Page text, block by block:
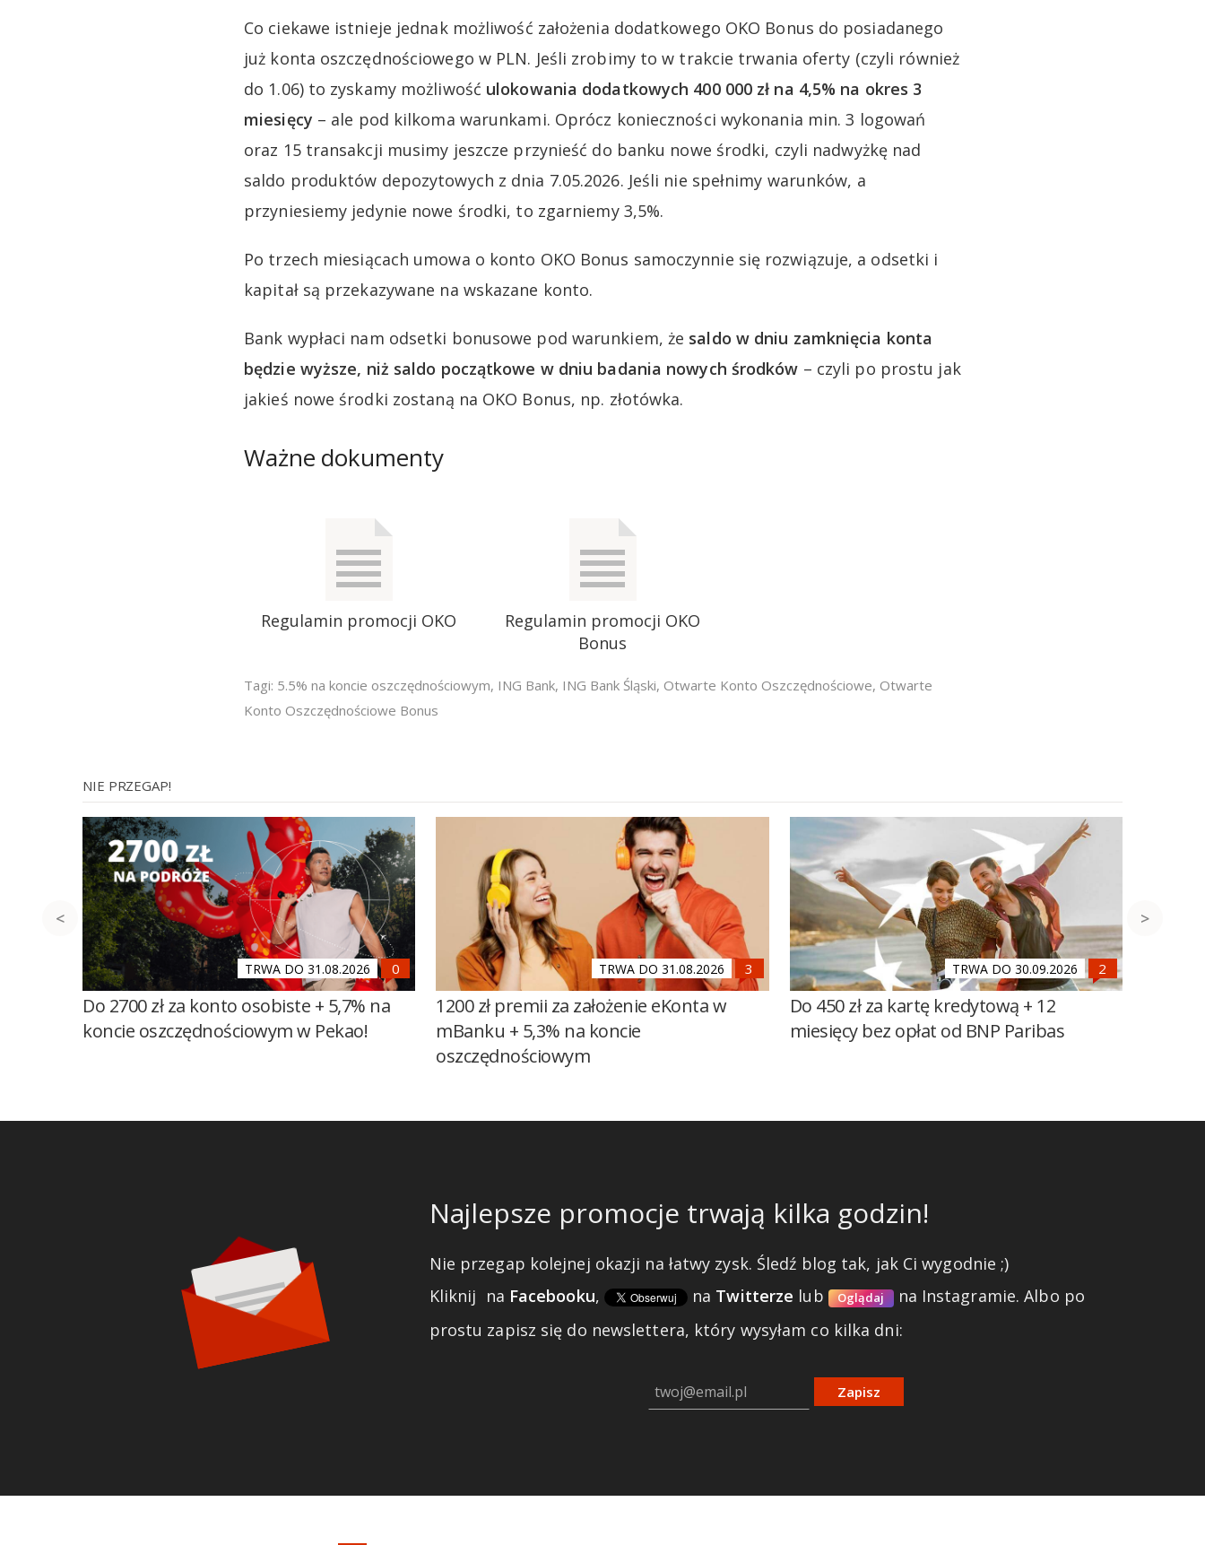
Co ciekawe istnieje jednak możliwość założenia dodatkowego OKO Bonus do posiadanego
już konta oszczędnościowego w PLN. Jeśli zrobimy to w trakcie trwania oferty (czyli również
do 1.06) to zyskamy możliwość ulokowania dodatkowych 400 000 zł na 4,5% na okres 3
miesięcy – ale pod kilkoma warunkami. Oprócz konieczności wykonania min. 3 logowań
oraz 15 transakcji musimy jeszcze przynieść do banku nowe środki, czyli nadwyżkę nad
saldo produktów depozytowych z dnia 7.05.2026. Jeśli nie spełnimy warunków, a
przyniesiemy jedynie nowe środki, to zgarniemy 3,5%.
Po trzech miesiącach umowa o konto OKO Bonus samoczynnie się rozwiązuje, a odsetki i
kapitał są przekazywane na wskazane konto.
Bank wypłaci nam odsetki bonusowe pod warunkiem, że saldo w dniu zamknięcia konta
będzie wyższe, niż saldo początkowe w dniu badania nowych środków – czyli po prostu jak
jakieś nowe środki zostaną na OKO Bonus, np. złotówka.
Ważne dokumenty
Regulamin promocji OKO
Regulamin promocji OKO
Bonus
Tagi: 5.5% na koncie oszczędnościowym, ING Bank, ING Bank Śląski, Otwarte Konto Oszczędnościowe, Otwarte
Konto Oszczędnościowe Bonus
NIE PRZEGAP!
TRWA DO 31.08.2026
Do 2700 zł za konto osobiste + 5,7% na
koncie oszczędnościowym w Pekao!
TRWA DO 31.08.2026
1200 zł premii za założenie eKonta w
mBanku + 5,3% na koncie
oszczędnościowym
TRWA DO 30.09.2026
Do 450 zł za kartę kredytową + 12
miesięcy bez opłat od BNP Paribas
Najlepsze promocje trwają kilka godzin!
Nie przegap kolejnej okazji na łatwy zysk. Śledź blog tak, jak Ci wygodnie ;)
Kliknij na Facebooku, na Twitterze lub Oglądaj na Instagramie.Albo po
prostu zapisz się do newslettera, który wysyłam co kilka dni:
Zapisz